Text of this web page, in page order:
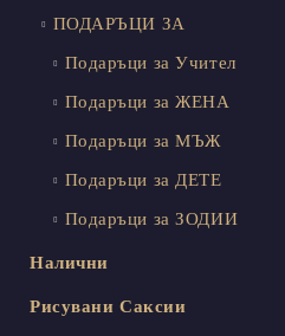
ПОДАРЪЦИ ЗА
Подаръци за Учител
Подаръци за ЖЕНА
Подаръци за МЪЖ
Подаръци за ДЕТЕ
Подаръци за ЗОДИИ
Налични
Рисувани Саксии